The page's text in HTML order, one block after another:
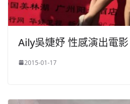
Aily吳婕妤 性感演出電影
2015-01-17